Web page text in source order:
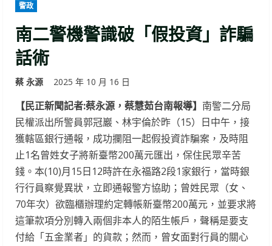
警政
南二警機警識破「假投資」詐騙
話術
蔡 永源 2025 年 10 月 16 日
【民正新聞記者:蔡永源，蔡慧茹台南報導】 南警二分局
民權派出所警員郭冠巖、林宇倫於昨（15）日中午，接
獲轄區銀行通報，成功攔阻一起假投資詐騙案，及時阻
止1名曾姓女子將新臺幣200萬元匯出，保住民眾辛苦
錢。本(10)月15日12時許在永福路2段1家銀行，當時銀
行行員察覺異狀，立即通報警方協助；曾姓民眾（女、
70年次）欲臨櫃辦理約定轉帳新臺幣200萬元，並要求將
這筆款項分別轉入兩個非本人的陌生帳戶，聲稱是要支
付給「五金業者」的貨款；然而，曾女面對行員的關心